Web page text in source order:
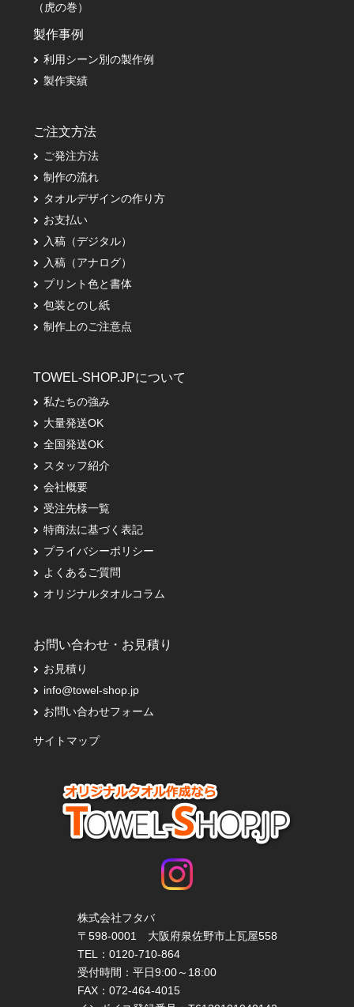
（虎の巻）
製作事例
利用シーン別の製作例
製作実績
ご注文方法
ご発注方法
制作の流れ
タオルデザインの作り方
お支払い
入稿（デジタル）
入稿（アナログ）
プリント色と書体
包装とのし紙
制作上のご注意点
TOWEL-SHOP.JPについて
私たちの強み
大量発送OK
全国発送OK
スタッフ紹介
会社概要
受注先様一覧
特商法に基づく表記
プライバシーポリシー
よくあるご質問
オリジナルタオルコラム
お問い合わせ・お見積り
お見積り
info@towel-shop.jp
お問い合わせフォーム
サイトマップ
株式会社フタバ
〒598-0001 大阪府泉佐野市上瓦屋558
TEL： 0120-710-864
受付時間：平日9:00～18:00
FAX：072-464-4015